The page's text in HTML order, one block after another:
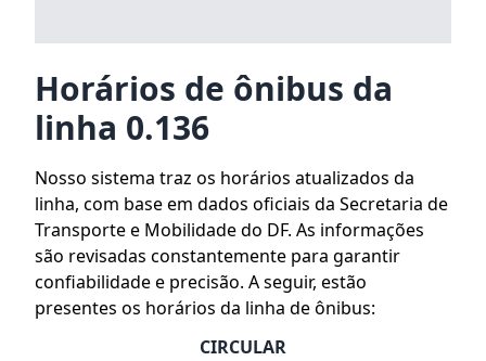
Horários de ônibus da
linha 0.136
Nosso sistema traz os horários atualizados da
linha, com base em dados oficiais da Secretaria de
Transporte e Mobilidade do DF. As informações
são revisadas constantemente para garantir
confiabilidade e precisão. A seguir, estão
presentes os horários da linha de ônibus:
CIRCULAR